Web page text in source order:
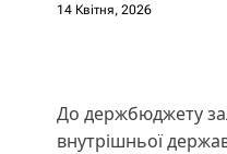
14 Квітня, 2026
До держбюджету
внутрішньої